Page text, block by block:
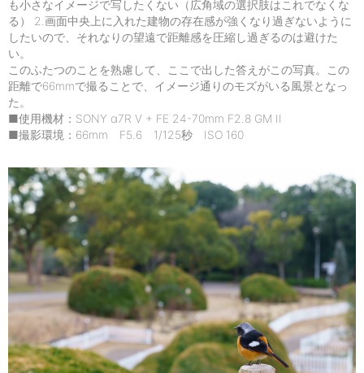
も小さなイメージで写したくない（広角域の選択肢はこれでなくな
る） 2.画面中央上に入れた建物の存在感が強くなり過ぎないように
したいので、それなりの望遠で距離感を圧縮し過ぎるのは避けた
い。
このふたつのことを熟慮して、ここで出した答えがこの写真。この
距離で66mmで撮ることで、イメージ通りのモズがいる風景となっ
た。
■使用機材：SONY α7R V + FE 24-70mm F2.8 GM II
■撮影環境：66mm F5.6 1/125秒 ISO 160